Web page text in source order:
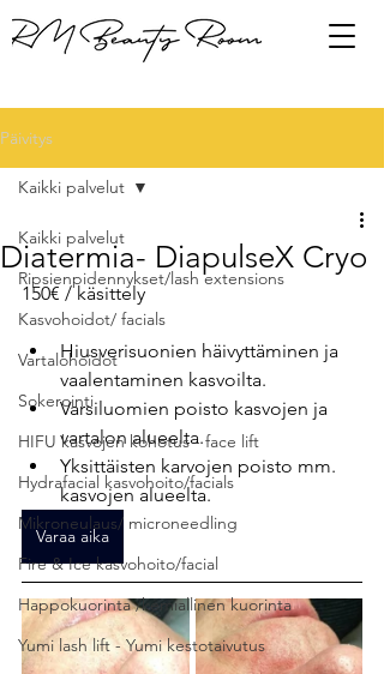
Päivitys
Kaikki palvelut
Ripsienpidennykset/lash extensions
Kasvohoidot/ facials
Vartalohoidot
Sokerointi
HIFU kasvojen kohotus - face lift
Hydrafacial kasvohoito/facials
Mikroneulaus/ microneedling
Fire & Ice kasvohoito/facial
Happokuorinta /kemiallinen kuorinta
Yumi lash lift - Yumi kestotaivutus
Kaikki palvelut
Diatermia- DiapulseX Cryo
150€ / käsittely
Hiusverisuonien häivyttäminen ja
vaalentaminen kasvoilta.
Varsiluomien poisto kasvojen ja
vartalon alueelta.
Yksittäisten karvojen poisto mm.
kasvojen alueelta.
Varaa aika